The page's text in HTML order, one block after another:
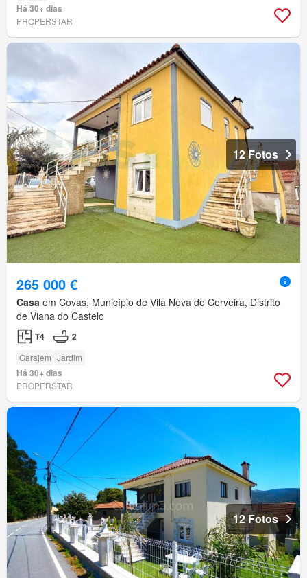
Há 30+ dias
PROPERSTAR
12 Fotos
265 000 €
Casa em Covas, Município de Vila Nova de Cerveira, Distrito
de Viana do Castelo
T4 2
Garajem Jardim
Há 30+ dias
PROPERSTAR
12 Fotos